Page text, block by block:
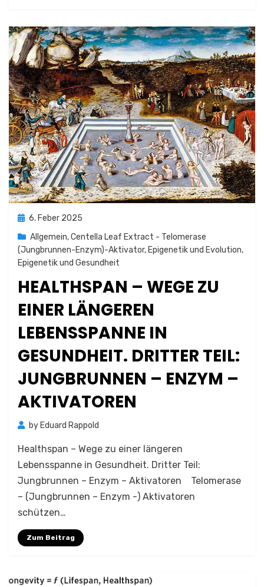
Posted
6. Feber 2025
Allgemein,Centella Leaf Extract - Telomerase
(Jungbrunnen-Enzym)-Aktivator, Epigenetik und Evolution,
Epigenetik und Gesundheit
HEALTHSPAN – WEGE ZU
EINER LÄNGEREN
LEBENSSPANNE IN
GESUNDHEIT. DRITTER TEIL:
JUNGBRUNNEN – ENZYM –
AKTIVATOREN
by Eduard Rappold
Healthspan – Wege zu einer längeren
Lebensspanne in Gesundheit. Dritter Teil:
Jungbrunnen – Enzym – Aktivatoren Telomerase
– (Jungbrunnen – Enzym -) Aktivatoren
schützen…
Zum Beitrag